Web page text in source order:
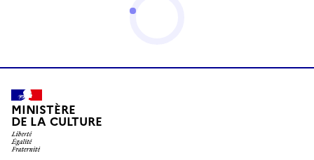
MINISTÈRE
DE LA CULTURE